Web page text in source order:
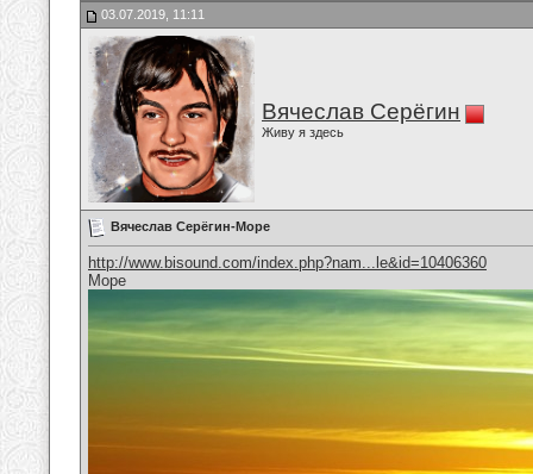
03.07.2019, 11:11
Вячеслав Серёгин
Живу я здесь
Вячеслав Серёгин-Море
http://www.bisound.com/index.php?nam...le&id=10406360
Море